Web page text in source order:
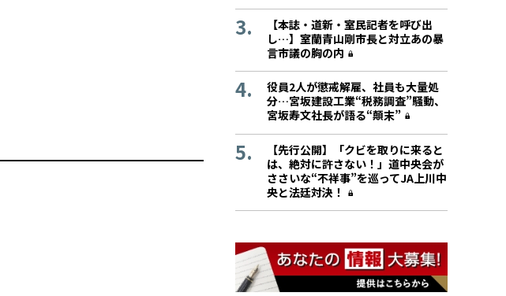
【本誌・道新・室民記者を呼び出
し…】室蘭青山剛市長と対立あの暴
言市議の胸の内
役員2人が懲戒解雇、社員も大量処
分…宮坂建設工業“税務調査”騒動、
宮坂寿文社長が語る“顛末”
【先行公開】「クビを取りに来ると
は、絶対に許さない！」道中央会が
ささいな“不祥事”を巡ってJA上川中
央と法廷対決！